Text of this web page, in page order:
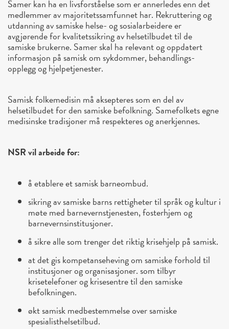
Samer kan ha en livsforståelse som er annerledes enn det
medlemmer av majoritetssamfunnet har. Rekruttering og
utdanning av samiske helse- og sosialarbeidere er
avgjørende for kvalitetssikring av helsetilbudet til de
samiske brukerne. Samer skal ha relevant og oppdatert
informasjon på samisk om sykdommer, behandlings-
opplegg og hjelpetjenester.
Samisk folkemedisin må aksepteres som en del av
helsetilbudet for den samiske befolkning. Samefolkets egne
medisinske tradisjoner må respekteres og anerkjennes.
NSR vil arbeide for:
å etablere et samisk barneombud.
sikring av samiske barns rettigheter til språk og kultur i
møte med barnevernstjenesten, fosterhjem og
barnevernsinstitusjoner.
å sikre alle som trenger det riktig krisehjelp på samisk.
at det gis kompetanseheving om samiske forhold til
institusjoner og organisasjoner. som tilbyr
krisetelefoner og krisesentre til den samiske
befolkningen.
økt samisk medbestemmelse over samiske
spesialisthelsetilbud.